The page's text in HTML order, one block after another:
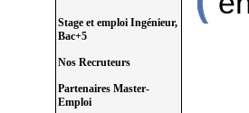
Stage et emploi Ingénieur,
Bac+5
Nos Recruteurs
Partenaires Master-
Emploi